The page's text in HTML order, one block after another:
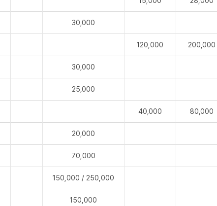
30,000
120,000 200,000
30,000
25,000
40,000 80,000
20,000
70,000
150,000 / 250,000
150,000